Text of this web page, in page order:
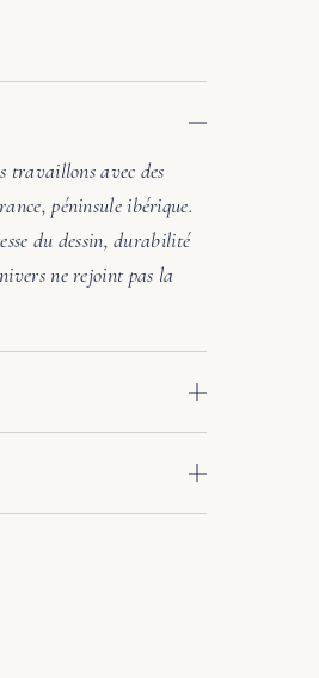
travaillons avec des
péninsule ibérique.
du dessin, durabilité
ne rejoint pas la
2 à 10 jours ouvrés. Si